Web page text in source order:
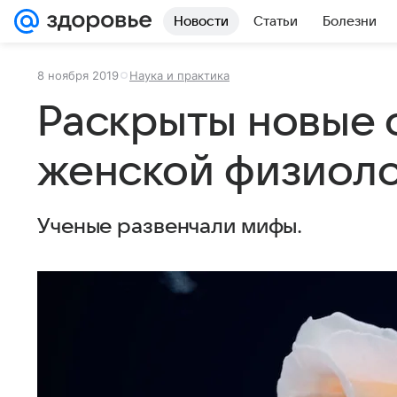
Новости Статьи Болезни
8 ноября 2019 Наука и практика
Раскрыты новые
женской
Ученые развенчали мифы.